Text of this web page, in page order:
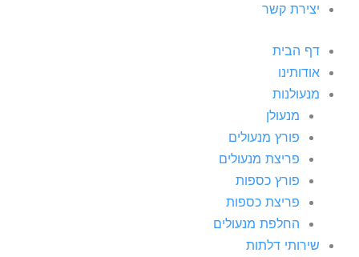
יצירת קשר
דף הבית
אודותינו
מנעולנות
מנעולן
פורץ מנעולים
פריצת מנעולים
פורץ כספות
פריצת כספות
החלפת מנעולים
שירותי דלתות